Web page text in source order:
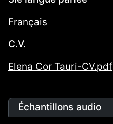
Français
C.V.
Elena Cor Tauri-CV.pdf
Échantillons audio